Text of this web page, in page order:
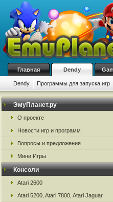
Главная Dendy
Dendy Программы для запуска игр
ЭмуПланет.ру
О проекте
Новости игр и программ
Вопросы и предложения
Мини Игры
Консоли
Atari 2600
Atari 5200, Atari 7800, Atari Jaguar